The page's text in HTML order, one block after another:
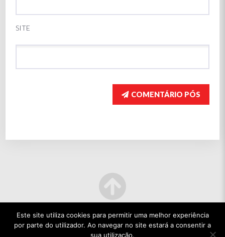
SITE
COMENTÁRIO PÓS
Este site utiliza cookies para permitir uma melhor experiência
por parte do utilizador. Ao navegar no site estará a consentir a
sua utilização.